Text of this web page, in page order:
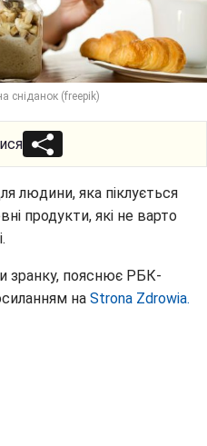
сніданок (freepik)
людини, яка піклується
продукти, які не варто
зранку, пояснює РБК-
на Strona Zdrowia.